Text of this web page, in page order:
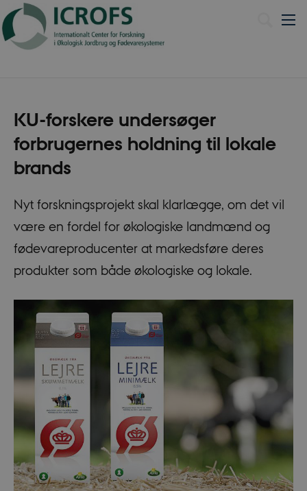
KU-forskere undersøger
forbrugernes holdning til lokale
brands
Nyt forskningsprojekt skal klarlægge, om det vil
være en fordel for økologiske landmænd og
fødevareproducenter at markedsføre deres
produkter som både økologiske og lokale.